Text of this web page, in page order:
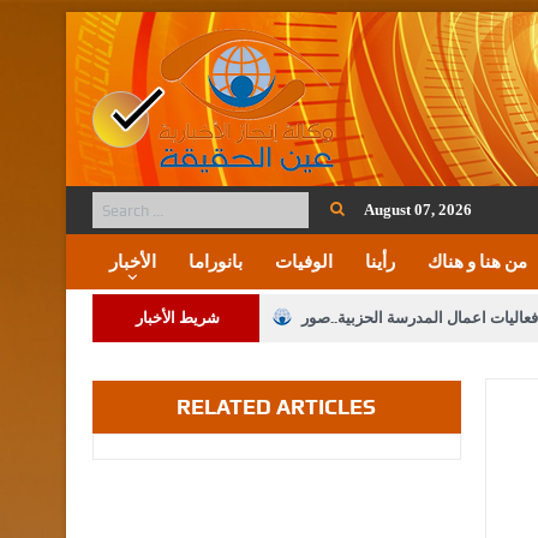
August 07, 2026
الأخبار بانوراما الوفيات رأينا من هنا و هناك
شريط الأخبار اعمال المدرسة الحزبية..صور
مشروع تعديل قانون الملكية العقاريةRELATED ARTICLES